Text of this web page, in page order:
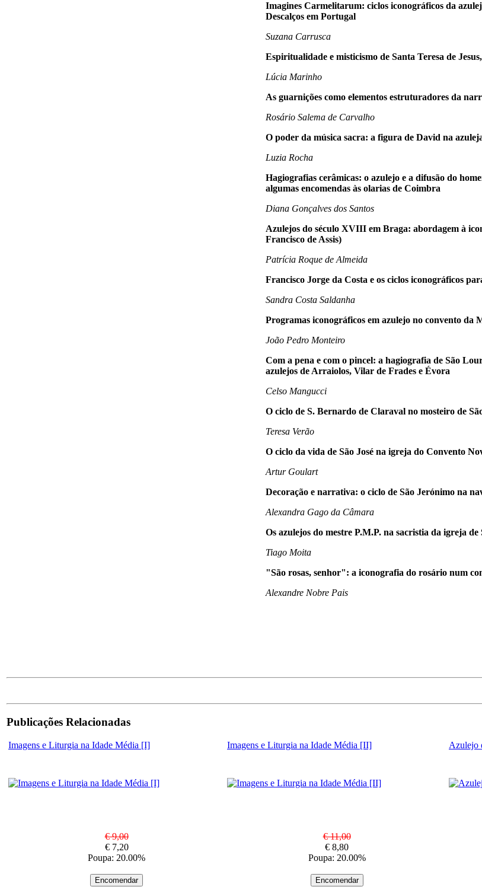
Imagines Carmelitarum: ciclos iconográficos da
Descalços em Portugal
Suzana Carrusca
Espiritualidade e misticismo de Santa Teresa de
Lúcia Marinho
As guarnições como elementos estruturadores da
Rosário Salema de Carvalho
O poder da música sacra: a figura de David na
Luzia Rocha
Hagiografias cerâmicas: o azulejo e a difusão do
algumas encomendas às olarias de Coimbra
Diana Gonçalves dos Santos
Azulejos do século XVIII em Braga: abordagem à
Francisco de Assis)
Patrícia Roque de Almeida
Francisco Jorge da Costa e os ciclos iconográficos
Sandra Costa Saldanha
Programas iconográficos em azulejo no convento da
João Pedro Monteiro
Com a pena e com o pincel: a hagiografia de São
azulejos de Arraiolos, Vilar de Frades e Évora
Celso Mangucci
O ciclo de S. Bernardo de Claraval no mosteiro de
Teresa Verão
O ciclo da vida de São José na igreja do Convento
Artur Goulart
Decoração e narrativa: o ciclo de São Jerónimo na
Alexandra Gago da Câmara
Os azulejos do mestre P.M.P. na sacristia da igreja
Tiago Moita
"São rosas, senhor": a iconografia do rosário num
Alexandre Nobre Pais
Publicações Relacionadas
Imagens e Liturgia na Idade Média [I]
€ 9,00
€ 7,20
Poupa: 20.00%
Imagens e Liturgia na Idade Média [II]
€ 11,00
€ 8,80
Poupa: 20.00%
Azulejo